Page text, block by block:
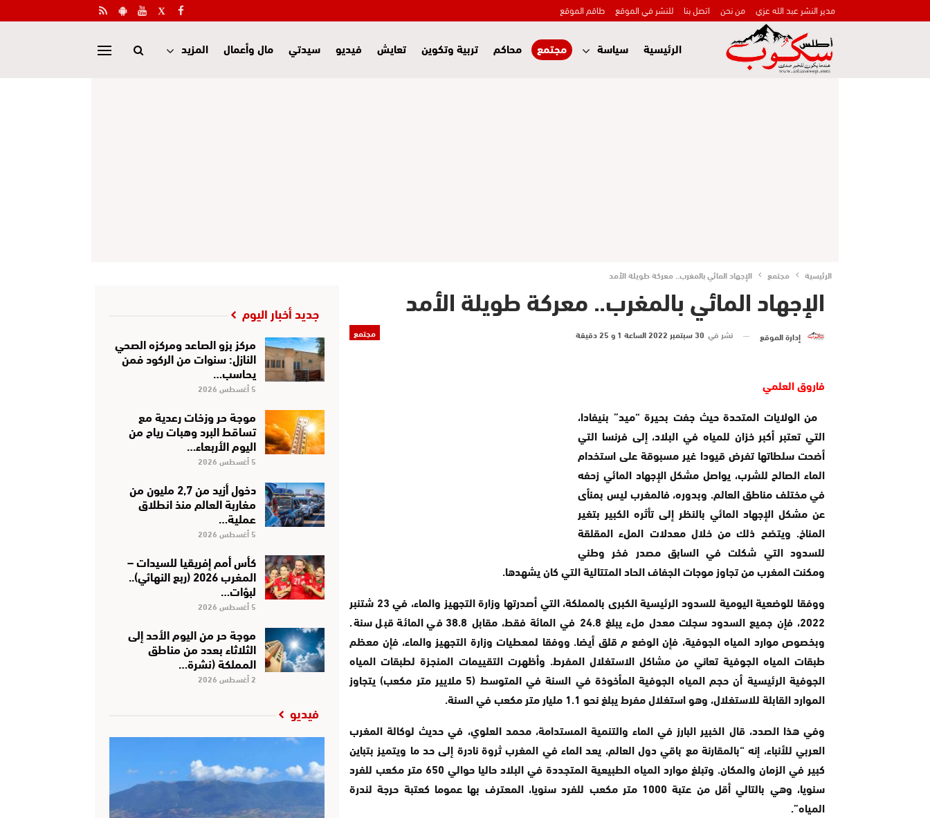
مدير النشر عبد الله عزي من نحن اتصل بنا للنشر في الموقع طاقم الموقع
الرئيسية سياسة مجتمع محاكم تربية وتكوين تعايش فيديو سيدتي مال وأعمال المزيد
الرئيسية مجتمع الإجهاد المائي بالمغرب.. معركة طويلة الأمد
الإجهاد المائي بالمغرب.. معركة طويلة الأمد
مجتمع إدارة الموقع نشر في 30 سبتمبر 2022 الساعة 1 و 25 دقيقة
فاروق العلمي
من الولايات المتحدة حيث جفت بحيرة “ميد” بنيفادا،
التي تعتبر أكبر خزان للمياه في البلاد، إلى فرنسا التي
أضحت سلطاتها تفرض قيودا غير مسبوقة على استخدام
الماء الصالح للشرب، يواصل مشكل الإجهاد المائي زحفه
في مختلف مناطق العالم. وبدوره، فالمغرب ليس بمنأى
عن مشكل الإجهاد المائي بالنظر إلى تأثره الكبير بتغير
المناخ. ويتضح ذلك من خلال معدلات الملء المقلقة
للسدود التي شكلت في السابق مصدر فخر وطني
ومكنت المغرب من تجاوز موجات الجفاف الحاد المتتالية التي كان يشهدها.
ووفقا للوضعية اليومية للسدود الرئيسية الكبرى بالمملكة، التي أصدرتها وزارة التجهيز والماء، في 23 شتنبر
2022، فإن جميع السدود سجلت معدل ملء يبلغ 24.8 في المائة فقط، مقابل 38.8 في المائة قبل سنة.
وبخصوص موارد المياه الجوفية، فإن الوضع م قلق أيضا. ووفقا لمعطيات وزارة التجهيز والماء، فإن معظم
طبقات المياه الجوفية تعاني من مشاكل الاستغلال المفرط. وأظهرت التقييمات المنجزة لطبقات المياه
الجوفية الرئيسية أن حجم المياه الجوفية المأخوذة في السنة في المتوسط (5 ملايير متر مكعب) يتجاوز
الموارد القابلة للاستغلال، وهو استغلال مفرط يبلغ نحو 1.1 مليار متر مكعب في السنة.
وفي هذا الصدد، قال الخبير البارز في الماء والتنمية المستدامة، محمد العلوي، في حديث لوكالة المغرب
العربي للأنباء، إنه “بالمقارنة مع باقي دول العالم، يعد الماء في المغرب ثروة نادرة إلى حد ما ويتميز بتباين
كبير في الزمان والمكان. وتبلغ موارد المياه الطبيعية المتجددة في البلاد حاليا حوالي 650 متر مكعب للفرد
سنويا، وهي بالتالي أقل من عتبة 1000 متر مكعب للفرد سنويا، المعترف بها عموما كعتبة حرجة لندرة
المياه”.
جديد أخبار اليوم
مركز بزو الصاعد ومركزه الصحي
النازل: سنوات من الركود فمن
يحاسب…
5 أغسطس 2026
موجة حر وزخات رعدية مع
تساقط البرد وهبات رياح من
اليوم الأربعاء…
5 أغسطس 2026
دخول أزيد من 2,7 مليون من
مغاربة العالم منذ انطلاق
عملية…
5 أغسطس 2026
كأس أمم إفريقيا للسيدات –
المغرب 2026 (ربع النهائي)..
لبؤات…
5 أغسطس 2026
موجة حر من اليوم الأحد إلى
الثلاثاء بعدد من مناطق
المملكة (نشرة…
2 أغسطس 2026
فيديو